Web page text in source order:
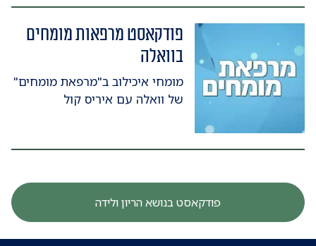
פודקאסט בנושא הריון ולידה
פודקאסט מרפאות מומחים
בוואלה
מומחי איכילוב ב"מרפאת מומחים"
של וואלה עם איריס קול